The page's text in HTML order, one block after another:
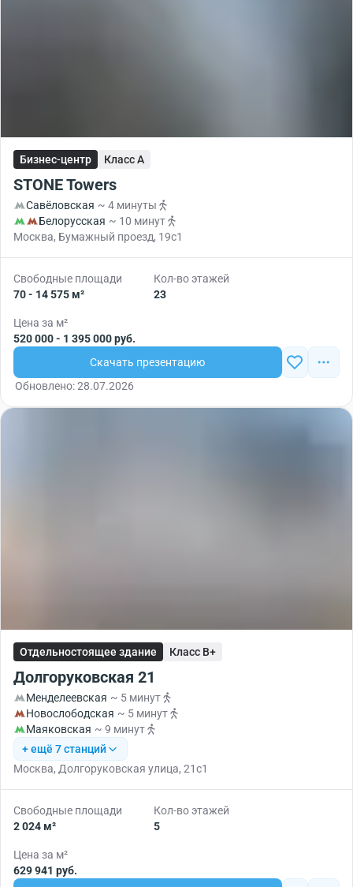
Бизнес-центр Класс A
STONE Towers
Савёловская ~ 4 минуты
Белорусская ~ 10 минут
Москва, Бумажный проезд, 19с1
Свободные площади
70 - 14 575 м²
Кол-во этажей
23
Цена за м²
520 000 - 1 395 000 руб.
Скачать презентацию
Обновлено: 28.07.2026
Отдельностоящее здание Класс B+
Долгоруковская 21
Менделеевская ~ 5 минут
Новослободская ~ 5 минут
Маяковская ~ 9 минут
+ ещё 7 станций
Москва, Долгоруковская улица, 21с1
Свободные площади
2 024 м²
Кол-во этажей
5
Цена за м²
629 941 руб.